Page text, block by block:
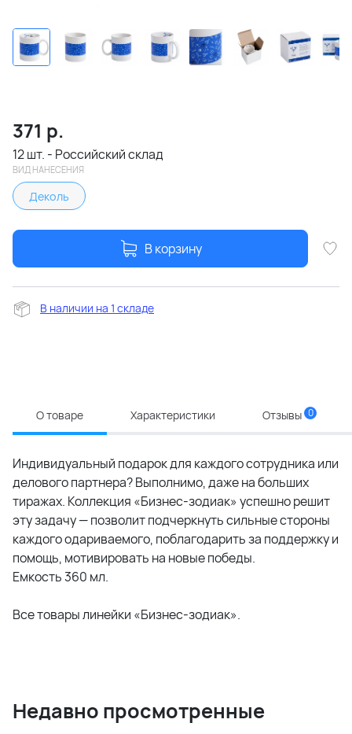
371 р.
12 шт. - Российский склад
ВИД НАНЕСЕНИЯ
Деколь
В корзину
В наличии на 1 складе
О товаре Характеристики Отзывы 0
Индивидуальный подарок для каждого сотрудника или
делового партнера? Выполнимо, даже на больших
тиражах. Коллекция «Бизнес-зодиак» успешно решит
эту задачу — позволит подчеркнуть сильные стороны
каждого одариваемого, поблагодарить за поддержку и
помощь, мотивировать на новые победы.
Емкость 360 мл.
Все товары линейки «Бизнес-зодиак».
Недавно просмотренные